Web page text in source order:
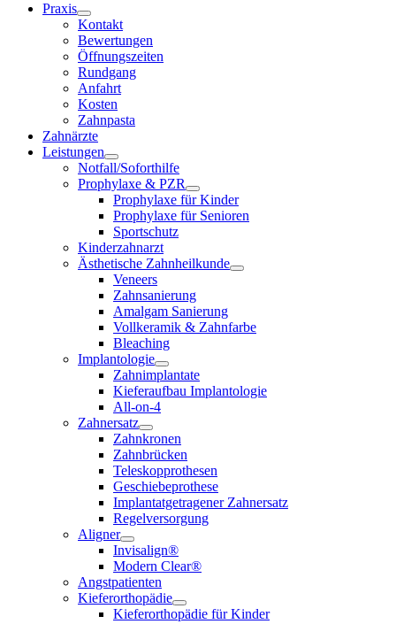
Praxis
Kontakt
Bewertungen
Öffnungszeiten
Rundgang
Anfahrt
Kosten
Zahnpasta
Zahnärzte
Leistungen
Notfall/Soforthilfe
Prophylaxe & PZR
Prophylaxe für Kinder
Prophylaxe für Senioren
Sportschutz
Kinderzahnarzt
Ästhetische Zahnheilkunde
Veneers
Zahnsanierung
Amalgam Sanierung
Vollkeramik & Zahnfarbe
Bleaching
Implantologie
Zahnimplantate
Kieferaufbau Implantologie
All-on-4
Zahnersatz
Zahnkronen
Zahnbrücken
Teleskopprothesen
Geschiebeprothese
Implantatgetragener Zahnersatz
Regelversorgung
Aligner
Invisalign®
Modern Clear®
Angstpatienten
Kieferorthopädie
Kieferorthopädie für Kinder